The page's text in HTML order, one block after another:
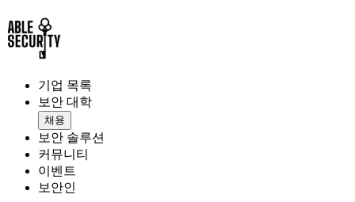
기업 목록
보안 대학
채용
보안 솔루션
커뮤니티
이벤트
보안인